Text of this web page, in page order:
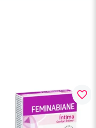
favorite_border